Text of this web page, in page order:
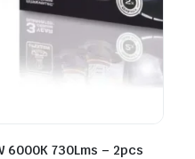
6000K 730Lms – 2pcs